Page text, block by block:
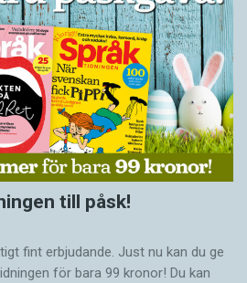
till påsk!
fint erbjudande. Just nu kan du ge
för bara 99 kronor! Du kan